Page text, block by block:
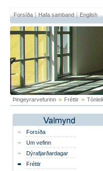
Forsíða Hafa samband English
Þingeyrarvefurinn > Fréttir >
Forsíða
Um vefinn
Dýrafjarðardagar
Fréttir